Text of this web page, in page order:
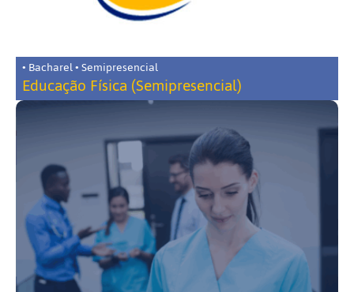
• Bacharel • Semipresencial
Educação Física (Semipresencial)